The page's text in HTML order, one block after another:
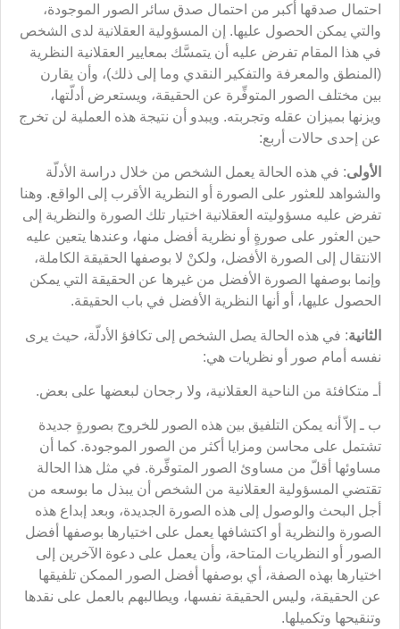
احتمال صدقها أكبر من احتمال صدق سائر الصور الموجودة،
والتي يمكن الحصول عليها. إن المسؤولية العقلانية لدى الشخص
في هذا المقام تفرض عليه أن يتمسَّك بمعايير العقلانية النظرية
(المنطق والمعرفة والتفكير النقدي وما إلى ذلك)، وأن يقارن
بين مختلف الصور المتوفِّرة عن الحقيقة، ويستعرض أدلّتها،
ويزنها بميزان عقله وتجربته. ويبدو أن نتيجة هذه العملية لن تخرج
عن إحدى حالات أربع:
الأولى: في هذه الحالة يعمل الشخص من خلال دراسة الأدلّة
والشواهد للعثور على الصورة أو النظرية الأقرب إلى الواقع. وهنا
تفرض عليه مسؤوليته العقلانية اختيار تلك الصورة والنظرية إلى
حين العثور على صورةٍ أو نظرية أفضل منها، وعندها يتعين عليه
الانتقال إلى الصورة الأفضل، ولكنْ لا بوصفها الحقيقة الكاملة،
وإنما بوصفها الصورة الأفضل من غيرها عن الحقيقة التي يمكن
الحصول عليها، أو أنها النظرية الأفضل في باب الحقيقة.
الثانية: في هذه الحالة يصل الشخص إلى تكافؤ الأدلّة، حيث يرى
نفسه أمام صور أو نظريات هي:
أـ متكافئة من الناحية العقلانية، ولا رجحان لبعضها على بعض.
ب ـ إلاّ أنه يمكن التلفيق بين هذه الصور للخروج بصورةٍ جديدة
تشتمل على محاسن ومزايا أكثر من الصور الموجودة. كما أن
مساوئها أقلّ من مساوئ الصور المتوفِّرة. في مثل هذا الحالة
تقتضي المسؤولية العقلانية من الشخص أن يبذل ما بوسعه من
أجل البحث والوصول إلى هذه الصورة الجديدة، وبعد إبداع هذه
الصورة والنظرية أو اكتشافها يعمل على اختيارها بوصفها أفضل
الصور أو النظريات المتاحة، وأن يعمل على دعوة الآخرين إلى
اختيارها بهذه الصفة، أي بوصفها أفضل الصور الممكن تلفيقها
عن الحقيقة، وليس الحقيقة نفسها، ويطالبهم بالعمل على نقدها
وتنقيحها وتكميلها.